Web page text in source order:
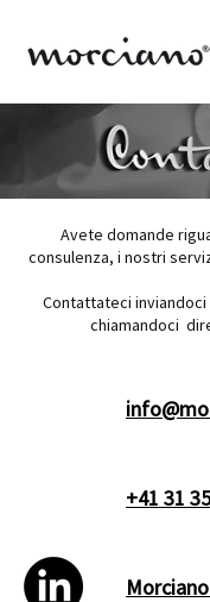
Avete domande
consulenza, i nostri
Contattateci inviandoci
chiamandoci
+41 31